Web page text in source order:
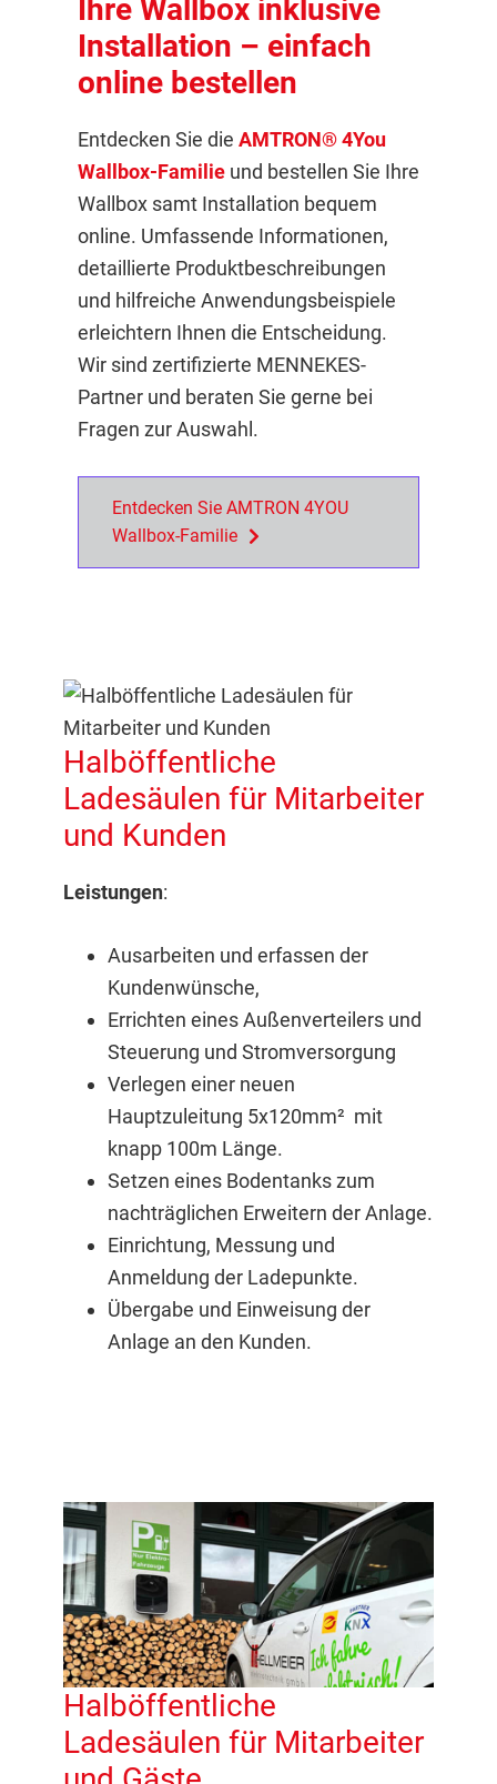
Ihre Wallbox inklusive
Installation – einfach
online bestellen
Entdecken Sie die AMTRON® 4You
Wallbox-Familie und bestellen Sie Ihre
Wallbox samt Installation bequem
online. Umfassende Informationen,
detaillierte Produktbeschreibungen
und hilfreiche Anwendungsbeispiele
erleichtern Ihnen die Entscheidung.
Wir sind zertifizierte MENNEKES-
Partner und beraten Sie gerne bei
Fragen zur Auswahl.
Entdecken Sie AMTRON 4YOU
Wallbox-Familie
Halböffentliche
Ladesäulen für Mitarbeiter
und Kunden
Leistungen:
Ausarbeiten und erfassen der
Kundenwünsche,
Errichten eines Außenverteilers und
Steuerung und Stromversorgung
Verlegen einer neuen
Hauptzuleitung 5x120mm² mit
knapp 100m Länge.
Setzen eines Bodentanks zum
nachträglichen Erweitern der Anlage.
Einrichtung, Messung und
Anmeldung der Ladepunkte.
Übergabe und Einweisung der
Anlage an den Kunden.
Halböffentliche
Ladesäulen für Mitarbeiter